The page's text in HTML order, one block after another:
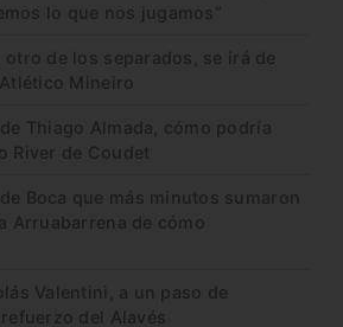
lo que nos jugamos”
otro de los separados, se irá de
Mineiro
Thiago Almada, cómo podría
River de Coudet
Boca que más minutos sumaron
Arruabarrena de cómo
Valentini, a un paso de
del Alavés